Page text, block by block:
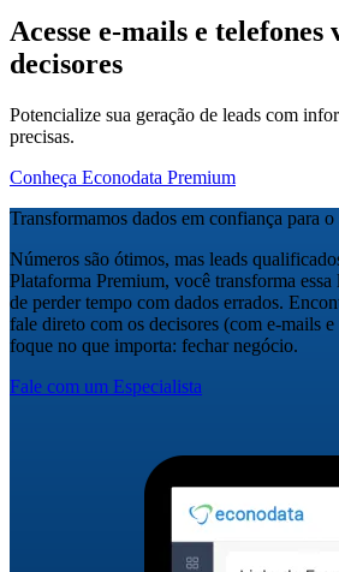
Acesse e-mails e telefones
decisores
Potencialize sua geração de leads com
precisas.
Conheça Econodata Premium
Transformamos dados em confiança para
Números são ótimos, mas leads
Plataforma Premium, você transforma essa
de perder tempo com dados errados.
fale direto com os decisores (com e-mails
foque no que importa: fechar negócio.
Fale com um Especialista